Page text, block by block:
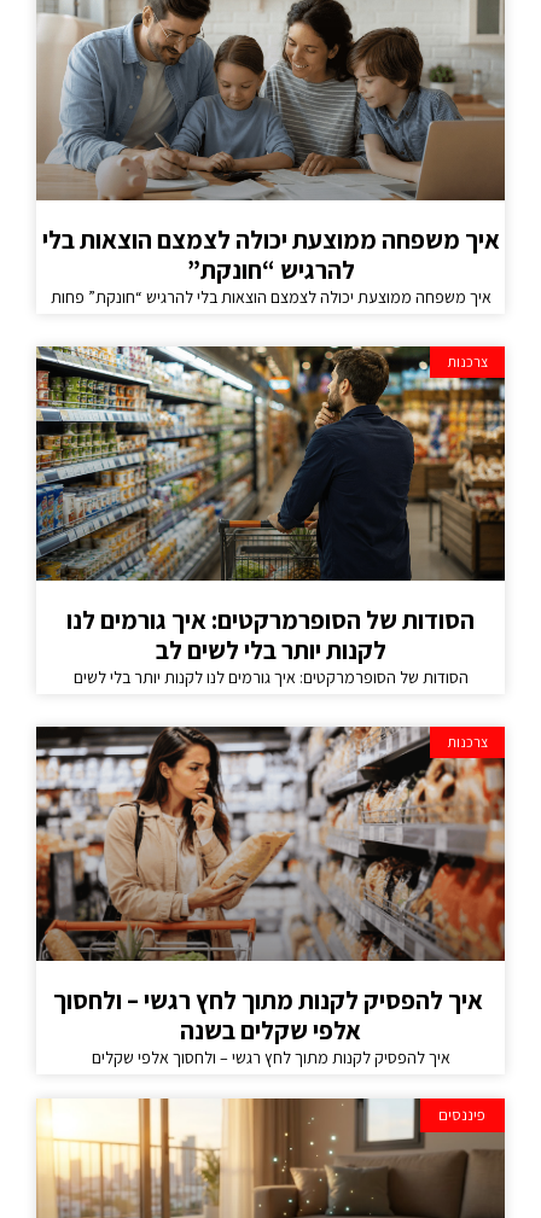
איך משפחה ממוצעת יכולה לצמצם הוצאות בלי
להרגיש “חונקת”
איך משפחה ממוצעת יכולה לצמצם הוצאות בלי להרגיש “חונקת” פחות
צרכנות
הסודות של הסופרמרקטים: איך גורמים לנו
לקנות יותר בלי לשים לב
הסודות של הסופרמרקטים: איך גורמים לנו לקנות יותר בלי לשים
צרכנות
איך להפסיק לקנות מתוך לחץ רגשי – ולחסוך
אלפי שקלים בשנה
איך להפסיק לקנות מתוך לחץ רגשי – ולחסוך אלפי שקלים
פיננסים